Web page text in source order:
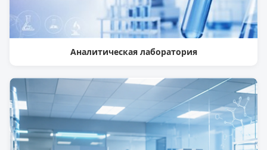
Аналитическая лаборатория